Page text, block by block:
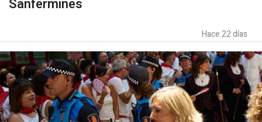
Sanfermines
Hace 22 días